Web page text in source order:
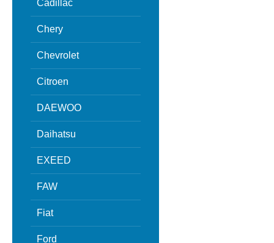
Cadillac
Chery
Chevrolet
Citroen
DAEWOO
Daihatsu
EXEED
FAW
Fiat
Ford